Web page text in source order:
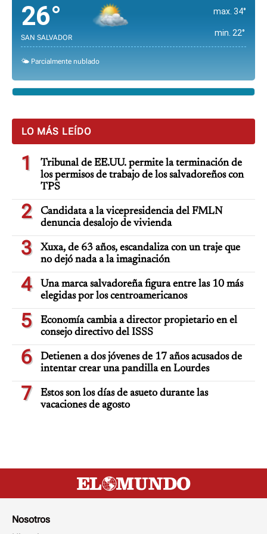
26°
SAN SALVADOR
max. 34°
min. 22°
🌤️ Parcialmente nublado
LO MÁS LEÍDO
1
Tribunal de EE.UU. permite la terminación de
los permisos de trabajo de los salvadoreños con
TPS
2
Candidata a la vicepresidencia del FMLN
denuncia desalojo de vivienda
3
Xuxa, de 63 años, escandaliza con un traje que
no dejó nada a la imaginación
4
Una marca salvadoreña figura entre las 10 más
elegidas por los centroamericanos
5
Economía cambia a director propietario en el
consejo directivo del ISSS
6
Detienen a dos jóvenes de 17 años acusados de
intentar crear una pandilla en Lourdes
7
Estos son los días de asueto durante las
vacaciones de agosto
Nosotros